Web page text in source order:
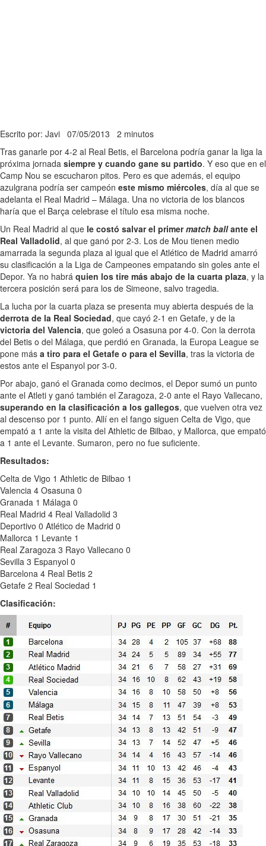
Escrito por: Javi 07/05/2013 2 minutos
Tras ganarle por 4-2 al Real Betis, el Barcelona podría ganar la liga la
próxima jornada siempre y cuando gane su partido. Y eso que en el
Camp Nou se escucharon pitos. Pero es que además, el equipo
azulgrana podría ser campeón este mismo miércoles, día al que se
adelanta el Real Madrid – Málaga. Una no victoria de los blancos
haría que el Barça celebrase el título esa misma noche.
Un Real Madrid al que le costó salvar el primermatch ballante el
Real Valladolid, al que ganó por 2-3. Los de Mou tienen medio
amarrada la segunda plaza al igual que el Atlético de Madrid amarró
su clasificación a la Liga de Campeones empatando sin goles ante el
Depor. Ya no habrá quien los tire más abajo de la cuarta plaza, y la
tercera posición será para los de Simeone, salvo tragedia.
La lucha por la cuarta plaza se presenta muy abierta después de la
derrota de la Real Sociedad, que cayó 2-1 en Getafe, y de la
victoria del Valencia, que goleó a Osasuna por 4-0. Con la derrota
del Betis o del Málaga, que perdió en Granada, la Europa League se
pone más a tiro para el Getafe o para el Sevilla, tras la victoria de
estos ante el Espanyol por 3-0.
Por abajo, ganó el Granada como decimos, el Depor sumó un punto
ante el Atleti y ganó también el Zaragoza, 2-0 ante el Rayo Vallecano,
superando en la clasificación a los gallegos, que vuelven otra vez
al descenso por 1 punto. Allí en el fango siguen Celta de Vigo, que
empató a 1 ante la visita del Athletic de Bilbao, y Mallorca, que empató
a 1 ante el Levante. Sumaron, pero no fue suficiente.
Resultados:
Celta de Vigo 1 Athletic de Bilbao 1
Valencia 4 Osasuna 0
Granada 1 Málaga 0
Real Madrid 4 Real Valladolid 3
Deportivo 0 Atlético de Madrid 0
Mallorca 1 Levante 1
Real Zaragoza 3 Rayo Vallecano 0
Sevilla 3 Espanyol 0
Barcelona 4 Real Betis 2
Getafe 2 Real Sociedad 1
Clasificación: